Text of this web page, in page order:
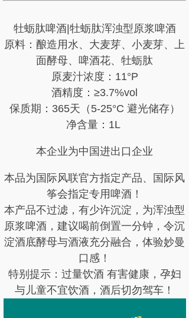
牡蛎肽啤酒|牡蛎肽浑浊型原浆啤酒
原料：酿造用水、大麦芽、小麦芽、上
面酵母、啤酒花、牡蛎肽
原麦汁浓度：11°P
酒精度：≥3.7%vol
保质期：365天（5-25°C 避光储存）
净含量：1L
本企业为中国进出口企业
本品为国际风联官方指定产品、国际风
筝会指定专用啤酒！
本产品不过滤，有少许沉淀，为浑浊型
原浆啤酒，建议喝前倒置一分钟，令沉
淀酒底酵母与酒液充分融合，体验妙曼
口感！
特别提示：过量饮酒 有害健康，孕妇
与儿童不宜饮酒，酒后切勿驾车！